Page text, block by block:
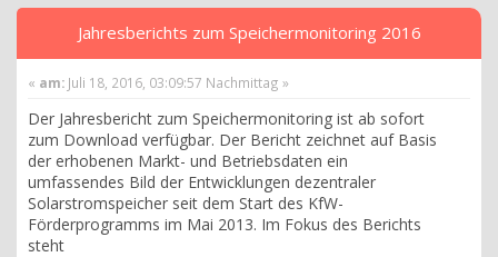
Jahresberichts zum Speichermonitoring 2016
« am: Juli 18, 2016, 03:09:57 Nachmittag »
Der Jahresbericht zum Speichermonitoring ist ab sofort
zum Download verfügbar. Der Bericht zeichnet auf Basis
der erhobenen Markt- und Betriebsdaten ein
umfassendes Bild der Entwicklungen dezentraler
Solarstromspeicher seit dem Start des KfW-
Förderprogramms im Mai 2013. Im Fokus des Berichts
steht